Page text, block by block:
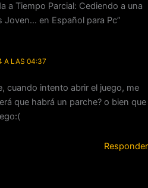
a Tiempo Parcial: Cediendo a una
en Español para Pc”
A LAS 04:37
cuando intento abrir el juego, me
que habrá un parche? o bien que
Responder